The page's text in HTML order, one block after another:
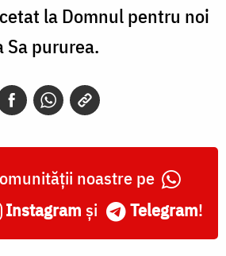
la Domnul pentru noi
Sa pururea.
noastre pe
Instagram și Telegram!